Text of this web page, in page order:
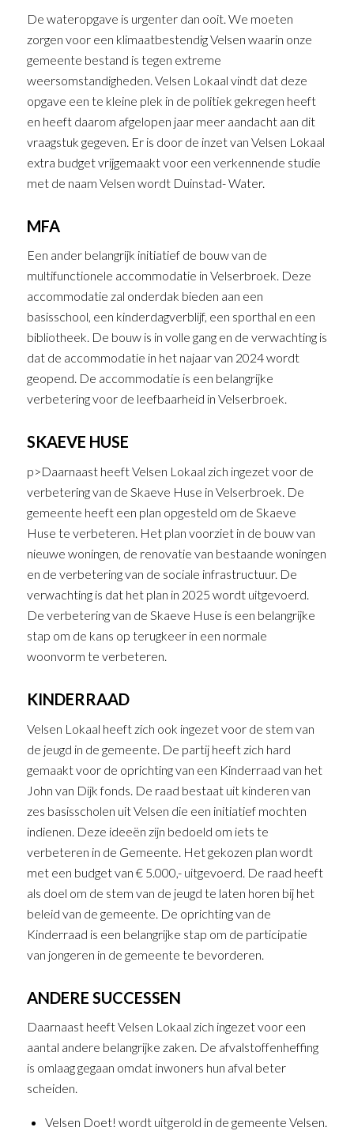
De wateropgave is urgenter dan ooit. We moeten
zorgen voor een klimaatbestendig Velsen waarin onze
gemeente bestand is tegen extreme
weersomstandigheden. Velsen Lokaal vindt dat deze
opgave een te kleine plek in de politiek gekregen heeft
en heeft daarom afgelopen jaar meer aandacht aan dit
vraagstuk gegeven. Er is door de inzet van Velsen Lokaal
extra budget vrijgemaakt voor een verkennende studie
met de naam Velsen wordt Duinstad- Water.
MFA
Een ander belangrijk initiatief de bouw van de
multifunctionele accommodatie in Velserbroek. Deze
accommodatie zal onderdak bieden aan een
basisschool, een kinderdagverblijf, een sporthal en een
bibliotheek. De bouw is in volle gang en de verwachting is
dat de accommodatie in het najaar van 2024 wordt
geopend. De accommodatie is een belangrijke
verbetering voor de leefbaarheid in Velserbroek.
SKAEVE HUSE
p>Daarnaast heeft Velsen Lokaal zich ingezet voor de
verbetering van de Skaeve Huse in Velserbroek. De
gemeente heeft een plan opgesteld om de Skaeve
Huse te verbeteren. Het plan voorziet in de bouw van
nieuwe woningen, de renovatie van bestaande woningen
en de verbetering van de sociale infrastructuur. De
verwachting is dat het plan in 2025 wordt uitgevoerd.
De verbetering van de Skaeve Huse is een belangrijke
stap om de kans op terugkeer in een normale
woonvorm te verbeteren.
KINDERRAAD
Velsen Lokaal heeft zich ook ingezet voor de stem van
de jeugd in de gemeente. De partij heeft zich hard
gemaakt voor de oprichting van een Kinderraad van het
John van Dijk fonds. De raad bestaat uit kinderen van
zes basisscholen uit Velsen die een initiatief mochten
indienen. Deze ideeën zijn bedoeld om iets te
verbeteren in de Gemeente. Het gekozen plan wordt
met een budget van € 5.000,- uitgevoerd. De raad heeft
als doel om de stem van de jeugd te laten horen bij het
beleid van de gemeente. De oprichting van de
Kinderraad is een belangrijke stap om de participatie
van jongeren in de gemeente te bevorderen.
ANDERE SUCCESSEN
Daarnaast heeft Velsen Lokaal zich ingezet voor een
aantal andere belangrijke zaken. De afvalstoffenheffing
is omlaag gegaan omdat inwoners hun afval beter
scheiden.
Velsen Doet! wordt uitgerold in de gemeente Velsen.